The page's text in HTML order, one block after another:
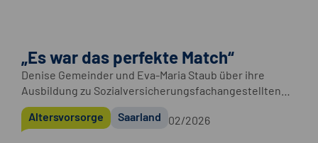
„Es war das perfekte Match“
Denise Gemeinder und Eva-Maria Staub über ihre
Ausbildung zu Sozialversicherungsfachangestellten
bei der Deutschen Rentenversicherung Saarland.
Altersvorsorge Saarland 02/2026